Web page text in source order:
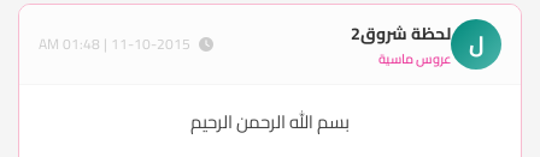
ل لحظة شروق2
عروس ماسية
بسم الله الرحمن الرحيم